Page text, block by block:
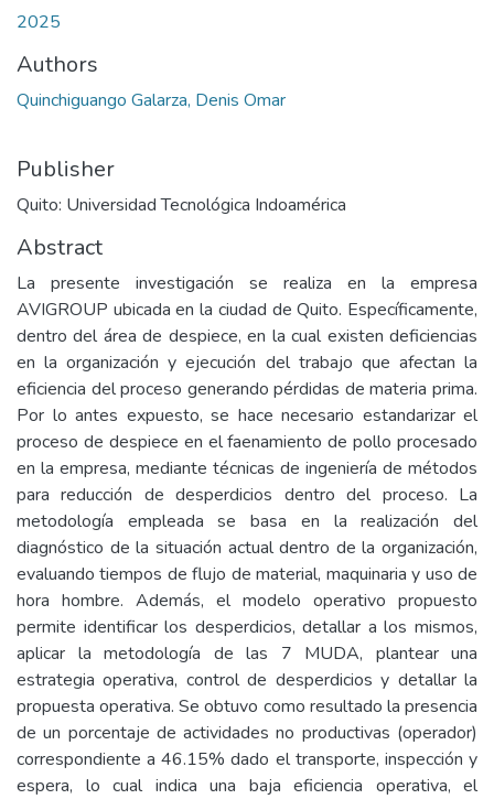
2025
Authors
Quinchiguango Galarza, Denis Omar
Publisher
Quito: Universidad Tecnológica Indoamérica
Abstract
La presente investigación se realiza en la empresa
AVIGROUP ubicada en la ciudad de Quito. Específicamente,
dentro del área de despiece, en la cual existen deficiencias
en la organización y ejecución del trabajo que afectan la
eficiencia del proceso generando pérdidas de materia prima.
Por lo antes expuesto, se hace necesario estandarizar el
proceso de despiece en el faenamiento de pollo procesado
en la empresa, mediante técnicas de ingeniería de métodos
para reducción de desperdicios dentro del proceso. La
metodología empleada se basa en la realización del
diagnóstico de la situación actual dentro de la organización,
evaluando tiempos de flujo de material, maquinaria y uso de
hora hombre. Además, el modelo operativo propuesto
permite identificar los desperdicios, detallar a los mismos,
aplicar la metodología de las 7 MUDA, plantear una
estrategia operativa, control de desperdicios y detallar la
propuesta operativa. Se obtuvo como resultado la presencia
de un porcentaje de actividades no productivas (operador)
correspondiente a 46.15% dado el transporte, inspección y
espera, lo cual indica una baja eficiencia operativa, el